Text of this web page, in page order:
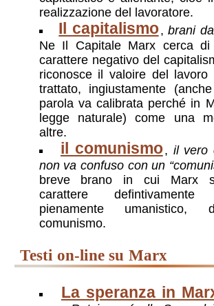
Il capitalismo,brani
Ne Il Capitale Marx cerca di
carattere negativo del
riconosce il valoire del lavoro
trattato, ingiustamente
parola va calibrata perché in
legge naturale) come una
altre.
il comunismo, il vero
non va confuso con un
breve brano in cui Marx
carattere defintivamente
pienamente umanistico,
comunismo.
realizzazione del lavoratore.
testi on-line su Marx
La speranza in